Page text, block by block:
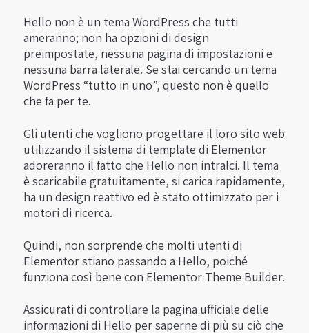
Hello non è un tema WordPress che tutti
ameranno; non ha opzioni di design
preimpostate, nessuna pagina di impostazioni e
nessuna barra laterale. Se stai cercando un tema
WordPress “tutto in uno”, questo non è quello
che fa per te.
Gli utenti che vogliono progettare il loro sito web
utilizzando il sistema di template di Elementor
adoreranno il fatto che Hello non intralci. Il tema
è scaricabile gratuitamente, si carica rapidamente,
ha un design reattivo ed è stato ottimizzato per i
motori di ricerca.
Quindi, non sorprende che molti utenti di
Elementor stiano passando a Hello, poiché
funziona così bene con Elementor Theme Builder.
Assicurati di controllare la pagina ufficiale delle
informazioni di Hello per saperne di più su ciò che